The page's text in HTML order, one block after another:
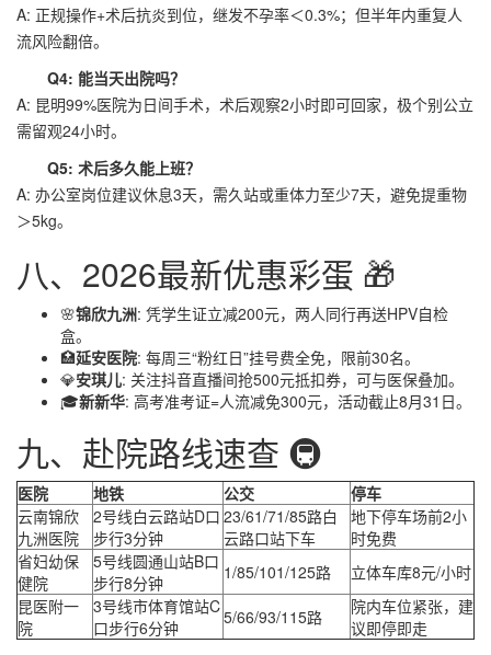
A: 正规操作+术后抗炎到位，继发不孕率＜0.3%；但半年内重复人
流风险翻倍。
Q4: 能当天出院吗？
A: 昆明99%医院为日间手术，术后观察2小时即可回家，极个别公立
需留观24小时。
Q5: 术后多久能上班？
A: 办公室岗位建议休息3天，需久站或重体力至少7天，避免提重物
＞5kg。
八、2026最新优惠彩蛋 🎁
🌸锦欣九洲: 凭学生证立减200元，两人同行再送HPV自检
盒。
🏥延安医院: 每周三“粉红日”挂号费全免，限前30名。
💎安琪儿: 关注抖音直播间抢500元抵扣券，可与医保叠加。
🎓新新华: 高考准考证=人流减免300元，活动截止8月31日。
九、赴院路线速查 🚇
医院 地铁 公交
停车
云南锦欣
九洲医院
2号线白云路站D口
步行3分钟
23/61/71/85路白
云路口站下车
地下停车场前2小
时免费
省妇幼保
健院
5号线圆通山站B口
步行8分钟
1/85/101/125路
立体车库8元/小时
昆医附一
院
3号线市体育馆站C
口步行6分钟
5/66/93/115路
院内车位紧张，建
议即停即走